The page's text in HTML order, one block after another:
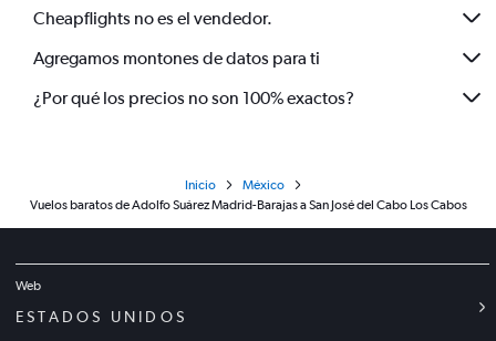
Cheapflights no es el vendedor.
Agregamos montones de datos para ti
¿Por qué los precios no son 100% exactos?
Inicio
México
Vuelos baratos de Adolfo Suárez Madrid-Barajas a San José del Cabo Los Cabos
Web
ESTADOS UNIDOS